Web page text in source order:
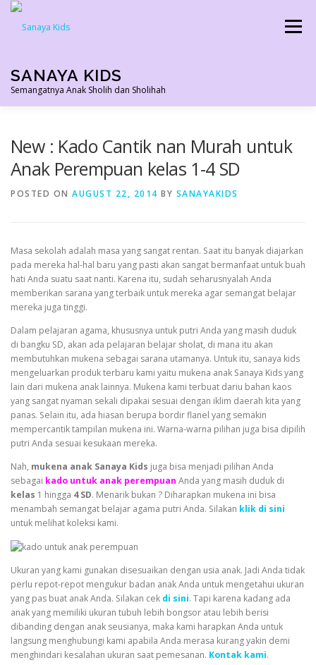
Skip
content
SANAYA KIDS
Semangatnya Anak Sholih dan Sholihah
Menu
New : Kado Cantik nan Murah untuk
Anak Perempuan kelas 1-4 SD
POSTED ON AUGUST 22, 2014 BY SANAYAKIDS
Masa sekolah adalah masa yang sangat rentan. Saat itu banyak diajarkan
pada mereka hal-hal baru yang pasti akan sangat bermanfaat untuk buah
hati Anda suatu saat nanti. Karena itu, sudah seharusnyalah Anda
memberikan sarana yang terbaik untuk mereka agar semangat belajar
mereka juga tinggi.
Dalam pelajaran agama, khususnya untuk putri Anda yang masih duduk
di bangku SD, akan ada pelajaran belajar sholat, di mana itu akan
membutuhkan mukena sebagai sarana utamanya. Untuk itu, sanaya kids
mengeluarkan produk terbaru kami yaitu mukena anak Sanaya Kids yang
lain dari mukena anak lainnya. Mukena kami terbuat dariu bahan kaos
yang sangat nyaman sekali dipakai sesuai dengan iklim daerah kita yang
panas. Selain itu, ada hiasan berupa bordir flanel yang semakin
mempercantik tampilan mukena ini. Warna-warna pilihan juga bisa dipilih
putri Anda sesuai kesukaan mereka.
Nah, mukena anak Sanaya Kids juga bisa menjadi pilihan Anda
sebagai kado untuk anak perempuan Anda yang masih duduk di
kelas 1 hingga 4 SD. Menarik bukan ? Diharapkan mukena ini bisa
menambah semangat belajar agama putri Anda. Silakan klik di sini
untuk melihat koleksi kami.
Ukuran yang kami gunakan disesuaikan dengan usia anak. Jadi Anda tidak
perlu repot-repot mengukur badan anak Anda untuk mengetahui ukuran
yang pas buat anak Anda. Silakan cek di sini. Tapi karena kadang ada
anak yang memiliki ukuran tubuh lebih bongsor atau lebih berisi
dibanding dengan anak seusianya, maka kami harapkan Anda untuk
langsung menghubungi kami apabila Anda merasa kurang yakin demi
menghindari kesalahan ukuran saat pemesanan. Kontak kami.